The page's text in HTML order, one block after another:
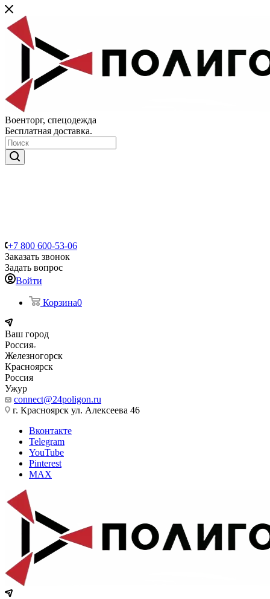
Военторг, спецодежда
Бесплатная доставка.
+7 800 600-53-06
Заказать звонок
Задать вопрос
Войти
Корзина0
Ваш город
Россия
Железногорск
Красноярск
Россия
Ужур
connect@24poligon.ru
г. Красноярск ул. Алексеева 46
Вконтакте
Telegram
YouTube
Pinterest
MAX